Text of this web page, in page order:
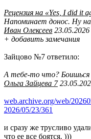
Рецензия на «Yes, I did it
Напоминает донос. Ну
Иван Олексеев
+ добавить замечания
Зайцово №7 ответило:
А тебе-то что? Боишься
Ольга Зайцева 7
web.archive.org/web/
2026/05/23/361
и сразу же трусливо
что ее все боятся. )))